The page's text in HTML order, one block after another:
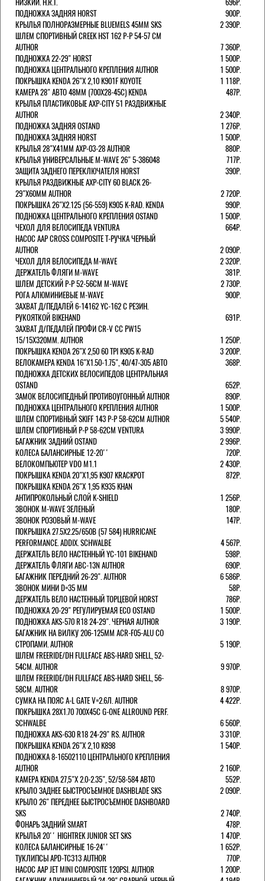
ПОДНОЖКА ЗАДНЯЯ HORST
900Р.
КРЫЛЬЯ ПОЛНОРАЗМЕРНЫЕ BLUEMELS 45MM SKS
2 390Р.
ШЛЕМ СПОРТИВНЫЙ CREEK HST 162 Р-Р 54-57 СМ
AUTHOR
7 360Р.
ПОДНОЖКА 22-29" HORST
1 500Р.
ПОДНОЖКА ЦЕНТРАЛЬНОГО КРЕПЛЕНИЯ AUTHOR
1 500Р.
ПОКРЫШКА KENDA 26"Х 2,10 K901F KOYOTE
1 118Р.
КАМЕРА 28" АВТО 48ММ (700Х28-45С) KENDA
487Р.
КРЫЛЬЯ ПЛАСТИКОВЫЕ AXP-CITY 51 РАЗДВИЖНЫЕ
AUTHOR
2 340Р.
ПОДНОЖКА ЗАДНЯЯ OSTAND
1 276Р.
ПОДНОЖКА ЗАДНЯЯ HORST
1 500Р.
КРЫЛЬЯ 28"Х41ММ AXP-03-28 AUTHOR
880Р.
КРЫЛЬЯ УНИВЕРСАЛЬНЫЕ M-WAVE 26" 5-386048
717Р.
ЗАЩИТА ЗАДНЕГО ПЕРЕКЛЮЧАТЕЛЯ HORST
390Р.
КРЫЛЬЯ РАЗДВИЖНЫЕ AXP-CITY 60 BLACK 26-
29"Х60ММ AUTHOR
2 720Р.
ПОКРЫШКА 26"Х2.125 (56-559) K905 K-RAD. KENDA
990Р.
ПОДНОЖКА ЦЕНТРАЛЬНОГО КРЕПЛЕНИЯ OSTAND
1 500Р.
ЧЕХОЛ ДЛЯ ВЕЛОСИПЕДА VENTURA
664Р.
НАСОС AAP CROSS COMPOSITE Т-РУЧКА ЧЕРНЫЙ
AUTHOR
2 090Р.
ЧЕХОЛ ДЛЯ ВЕЛОСИПЕДА M-WAVE
2 320Р.
ДЕРЖАТЕЛЬ ФЛЯГИ M-WAVE
381Р.
ШЛЕМ ДЕТСКИЙ Р-Р 52-56СМ M-WAVE
2 730Р.
РОГА АЛЮМИНИЕВЫЕ M-WAVE
900Р.
ЗАХВАТ Д/ПЕДАЛЕЙ 6-14162 YC-162 С РЕЗИН.
РУКОЯТКОЙ BIKEHAND
691Р.
ЗАХВАТ Д/ПЕДАЛЕЙ ПРОФИ CR-V CC PW15
15/15X320ММ. AUTHOR
1 250Р.
ПОКРЫШКА KENDA 26"Х 2,50 60 TPI K905 K-RAD
3 200Р.
ВЕЛОКАМЕРА KENDA 16"Х1.50-1.75", 40/47-305 АВТО
368Р.
ПОДНОЖКА ДЕТСКИХ ВЕЛОСИПЕДОВ ЦЕНТРАЛЬНАЯ
OSTAND
652Р.
ЗАМОК ВЕЛОСИПЕДНЫЙ ПРОТИВОУГОННЫЙ AUTHOR
890Р.
ПОДНОЖКА ЦЕНТРАЛЬНОГО КРЕПЛЕНИЯ AUTHOR
1 500Р.
ШЛЕМ СПОРТИВНЫЙ SKIFF 143 Р-Р 58-62СМ AUTHOR
5 540Р.
ШЛЕМ СПОРТИВНЫЙ Р-Р 58-62СМ VENTURA
3 990Р.
БАГАЖНИК ЗАДНИЙ OSTAND
2 996Р.
КОЛЕСА БАЛАНСИРНЫЕ 12-20''
720Р.
ВЕЛОКОМПЬЮТЕР VDO M1.1
2 430Р.
ПОКРЫШКА KENDA 20"Х1,95 K907 KRACKPOT
872Р.
ПОКРЫШКА KENDA 26"Х 1,95 K935 KHAN
АНТИПРОКОЛЬНЫЙ СЛОЙ K-SHIELD
1 256Р.
ЗВОНОК M-WAVE ЗЕЛЕНЫЙ
180Р.
ЗВОНОК РОЗОВЫЙ M-WAVE
147Р.
ПОКРЫШКА 27.5X2.25/650B (57 584) HURRICANE
PERFORMANCE. ADDIX. SCHWALBE
4 567Р.
ДЕРЖАТЕЛЬ ВЕЛО НАСТЕННЫЙ YC-101 BIKEHAND
598Р.
ДЕРЖАТЕЛЬ ФЛЯГИ ABC-13N AUTHOR
690Р.
БАГАЖНИК ПЕРЕДНИЙ 26-29". AUTHOR
6 586Р.
ЗВОНОК МИНИ D=35 ММ
58Р.
ДЕРЖАТЕЛЬ ВЕЛО НАСТЕННЫЙ ТОРЦЕВОЙ HORST
786Р.
ПОДНОЖКА 20-29" РЕГУЛИРУЕМАЯ ECO OSTAND
1 500Р.
ПОДНОЖКА AKS-570 R18 24-29". ЧЕРНАЯ AUTHOR
3 190Р.
БАГАЖНИК НА ВИЛКУ 206-125ММ ACR-F05-ALU СО
СТРОПАМИ. AUTHOR
5 190Р.
ШЛЕМ FREERIDE/DH FULLFACE ABS-HARD SHELL, 52-
54СМ. AUTHOR
9 970Р.
ШЛЕМ FREERIDE/DH FULLFACE ABS-HARD SHELL, 56-
58СМ. AUTHOR
8 970Р.
СУМКА НА ПОЯС A-L GATE V=2.6Л. AUTHOR
4 422Р.
ПОКРЫШКА 28X1.70 700X45C G-ONE ALLROUND PERF.
SCHWALBE
6 560Р.
ПОДНОЖКА AKS-630 R18 24-29" RS. AUTHOR
3 310Р.
ПОКРЫШКА KENDA 26"Х 2,10 K898
1 540Р.
ПОДНОЖКА 8-16502110 ЦЕНТРАЛЬНОГО КРЕПЛЕНИЯ
AUTHOR
2 160Р.
КАМЕРА KENDA 27,5"Х 2.0-2.35", 52/58-584 АВТО
552Р.
КРЫЛО ЗАДНЕЕ БЫСТРОСЪЕМНОЕ DASHBLADE SKS
2 090Р.
КРЫЛО 26" ПЕРЕДНЕЕ БЫСТРОСЪЕМНОЕ DASHBOARD
SKS
2 740Р.
ФОНАРЬ ЗАДНИЙ SMART
478Р.
КРЫЛЬЯ 20'' HIGHTREK JUNIOR SET SKS
1 470Р.
КОЛЕСА БАЛАНСИРНЫЕ 16-24''
1 652Р.
ТУКЛИПСЫ APD-TC313 AUTHOR
770Р.
НАСОС AAP JET MINI COMPOSITE 120PSI. AUTHOR
1 200Р.